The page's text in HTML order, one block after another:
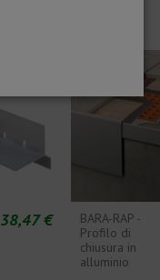
38,47 €
BARA-RAP -
Profilo di
chiusura in
alluminio